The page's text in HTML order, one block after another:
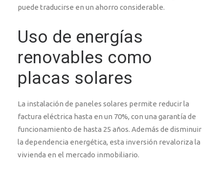
puede traducirse en un ahorro considerable.
Uso de energías
renovables como
placas solares
La instalación de paneles solares permite reducir la
factura eléctrica hasta en un 70%, con una garantía de
funcionamiento de hasta 25 años. Además de disminuir
la dependencia energética, esta inversión revaloriza la
vivienda en el mercado inmobiliario.